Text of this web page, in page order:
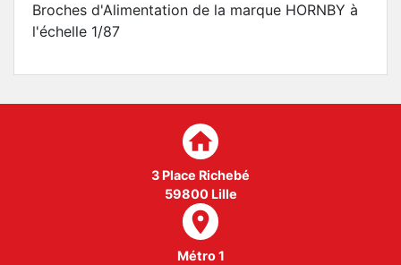
Broches d'Alimentation de la marque HORNBY à
l'échelle 1/87
home
3 Place Richebé
59800 Lille
room
Métro 1